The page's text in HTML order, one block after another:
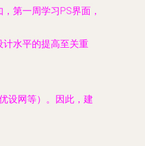
第一周学习PS界面，
计水平的提高至关重
设网等）。因此，建